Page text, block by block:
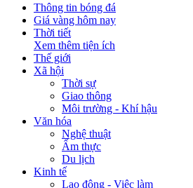
Thông tin bóng đá
Giá vàng hôm nay
Thời tiết
Xem thêm tiện ích
Thế giới
Xã hội
Thời sự
Giao thông
Môi trường - Khí hậu
Văn hóa
Nghệ thuật
Ẩm thực
Du lịch
Kinh tế
Lao động - Việc làm